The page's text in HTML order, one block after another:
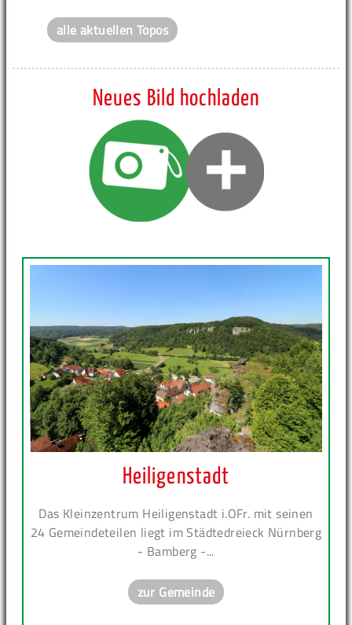
alle aktuellen Topos
Neues Bild hochladen
Heiligenstadt
Das Kleinzentrum Heiligenstadt i.OFr. mit seinen
24 Gemeindeteilen liegt im Städtedreieck Nürnberg
- Bamberg -...
zur Gemeinde